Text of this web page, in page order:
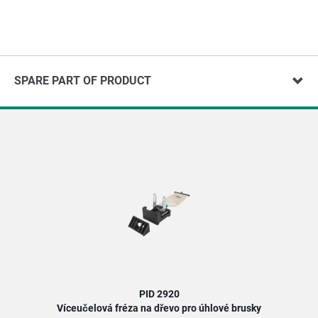
SPARE PART OF PRODUCT
PID 2920
Víceučelová fréza na dřevo pro úhlové brusky